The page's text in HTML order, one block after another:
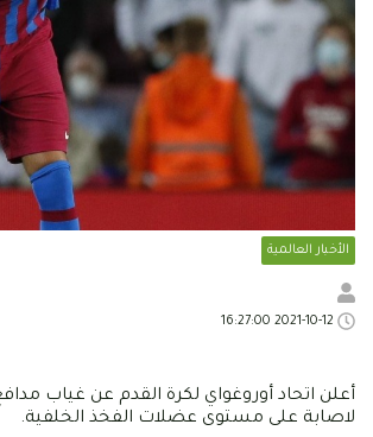
الأخبار العالمية
أعلن اتحاد أوروغواي لكرة القدم عن غياب
لاصابة على مستوى عضلات الفخذ الخلفية.